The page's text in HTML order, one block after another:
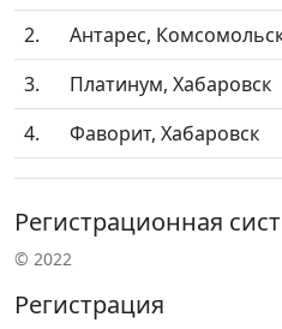
2.
Антарес,
3.
Платинум, Хабаровск
4.
Фаворит, Хабаровск
Регистрационная
© 2022
Регистрация